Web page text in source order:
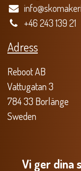
+46 243 139 21
Adress
Reboot AB
Vattugatan 3
784 33 Borlänge
Sweden
Vi ger dina